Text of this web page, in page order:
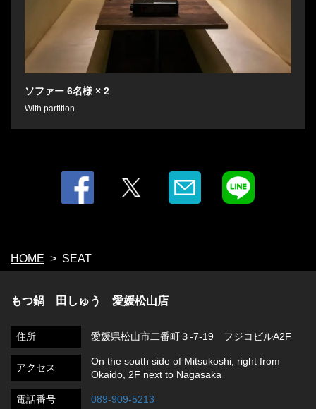
ソファー 6名様 × 2
With partition
HOME SEAT
もつ鍋 田しゅう 愛媛松山店
住所 愛媛県松山市二番町３-7-19 フジコビルA2F
アクセス
On the south side of Mitsukoshi, right from
Okaido, 2F next to Nagasaka
電話番号 089-909-5213